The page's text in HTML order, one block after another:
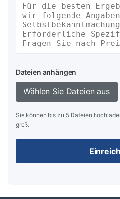
Dateien anhängen
Wählen Sie Dateien aus
Sie können bis zu 5 Dateien
groß.